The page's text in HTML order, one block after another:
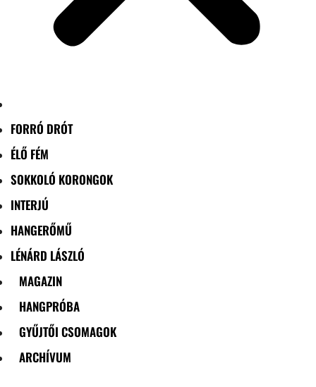
FORRÓ DRÓT
ÉLŐ FÉM
SOKKOLÓ KORONGOK
INTERJÚ
HANGERŐMŰ
LÉNÁRD LÁSZLÓ
MAGAZIN
HANGPRÓBA
GYŰJTŐI CSOMAGOK
ARCHÍVUM